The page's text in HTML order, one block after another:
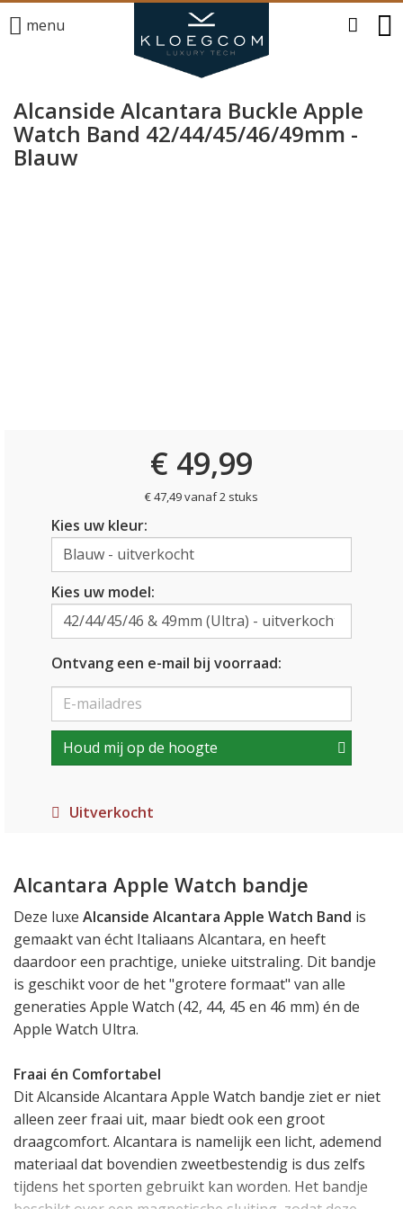
menu
Alcanside Alcantara Buckle Apple
Watch Band 42/44/45/46/49mm -
Blauw
€ 49,99
€ 47,49 vanaf 2 stuks
Kies uw kleur:
Kies uw model:
Ontvang een e-mail bij voorraad:
Houd mij op de hoogte
Uitverkocht
Alcantara Apple Watch bandje
Deze luxe Alcanside Alcantara Apple Watch Band is
gemaakt van écht Italiaans Alcantara, en heeft
daardoor een prachtige, unieke uitstraling. Dit bandje
is geschikt voor de het "grotere formaat" van alle
generaties Apple Watch (42, 44, 45 en 46 mm) én de
Apple Watch Ultra.
Fraai én Comfortabel
Dit Alcanside Alcantara Apple Watch bandje ziet er niet
alleen zeer fraai uit, maar biedt ook een groot
draagcomfort. Alcantara is namelijk een licht, ademend
materiaal dat bovendien zweetbestendig is dus zelfs
tijdens het sporten gebruikt kan worden. Het bandje